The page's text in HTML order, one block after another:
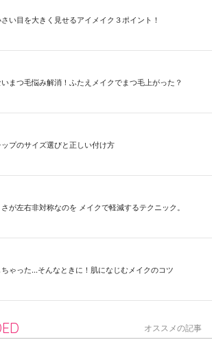
い目を大きく見せるアイメイク３ポイント！
まつ毛悩み解消！ふたえメイクでまつ毛上がった？
プのサイズ選びと正しい付け方
が左右非対称なのを メイクで軽減するテクニック。
ゃった...そんなときに！肌になじむメイクのコツ
オススメの記事